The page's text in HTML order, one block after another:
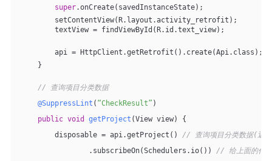
super.onCreate(savedInstanceState);
setContentView(R.layout.activity_retrofit);
textView = findViewById(R.id.text_view);
api = HttpClient.getRetrofit().create(Api.class);
}
// 查询项目分类数据
@SuppressLint ( “CheckResult” )
public void getProject (View view)
{
disposable = api.getProject() // 查询项目分类数据(返
.subscribeOn(Schedulers.io()) // 给上面的代